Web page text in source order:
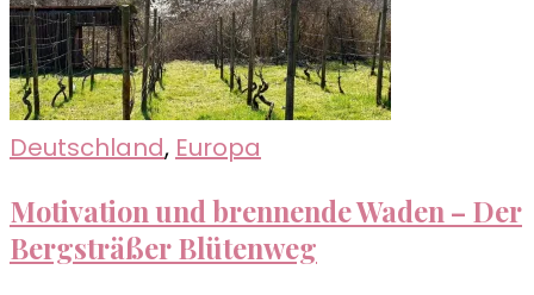
Deutschland, Europa
Motivation und brennende Waden – Der
Bergsträßer Blütenweg